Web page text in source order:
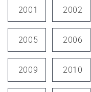
2001 2002
2005 2006
2009 2010